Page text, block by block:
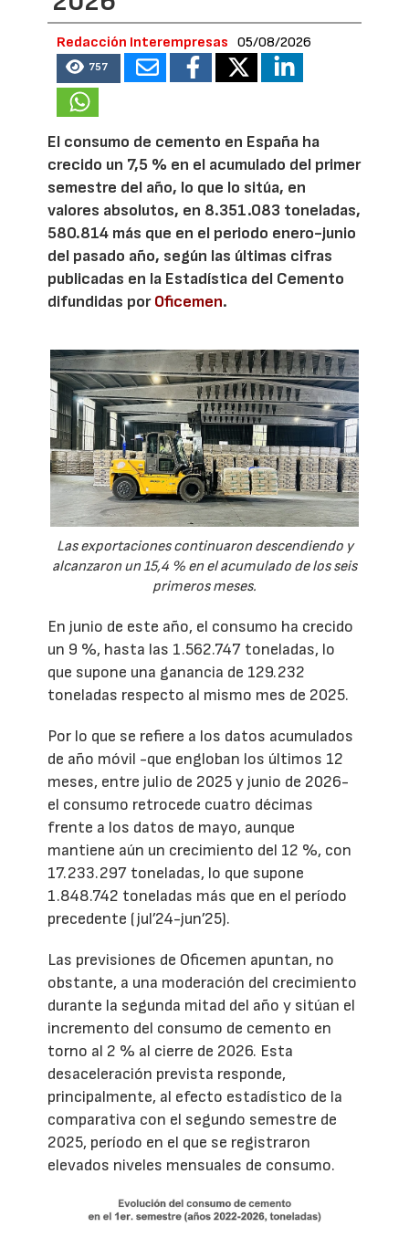
Redacción Interempresas 05/08/2026
757
El consumo de cemento en España ha
crecido un 7,5 % en el acumulado del primer
semestre del año, lo que lo sitúa, en
valores absolutos, en 8.351.083 toneladas,
580.814 más que en el periodo enero-junio
del pasado año, según las últimas cifras
publicadas en la Estadística del Cemento
difundidas porOficemen.
Las exportaciones continuaron descendiendo y
alcanzaron un 15,4 % en el acumulado de los seis
primeros meses.
En junio de este año, el consumo ha crecido
un 9 %, hasta las 1.562.747 toneladas, lo
que supone una ganancia de 129.232
toneladas respecto al mismo mes de 2025.
Por lo que se refiere a los datos acumulados
de año móvil -que engloban los últimos 12
meses, entre julio de 2025 y junio de 2026-
el consumo retrocede cuatro décimas
frente a los datos de mayo, aunque
mantiene aún un crecimiento del 12 %, con
17.233.297 toneladas, lo que supone
1.848.742 toneladas más que en el período
precedente (jul’24-jun’25).
Las previsiones de Oficemen apuntan, no
obstante, a una moderación del crecimiento
durante la segunda mitad del año y sitúan el
incremento del consumo de cemento en
torno al 2 % al cierre de 2026. Esta
desaceleración prevista responde,
principalmente, al efecto estadístico de la
comparativa con el segundo semestre de
2025, período en el que se registraron
elevados niveles mensuales de consumo.